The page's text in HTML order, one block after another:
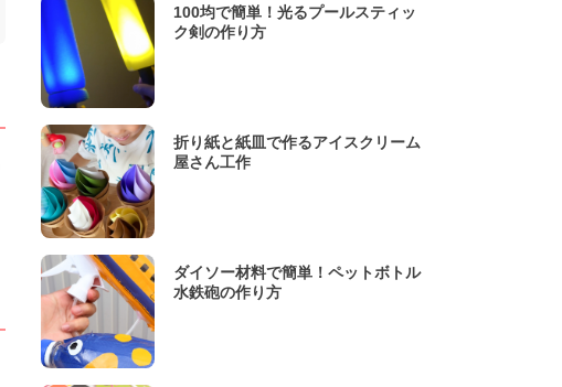
100均で簡単！光るプールスティッ
ク剣の作り方
折り紙と紙皿で作るアイスクリーム
屋さん工作
ダイソー材料で簡単！ペットボトル
水鉄砲の作り方